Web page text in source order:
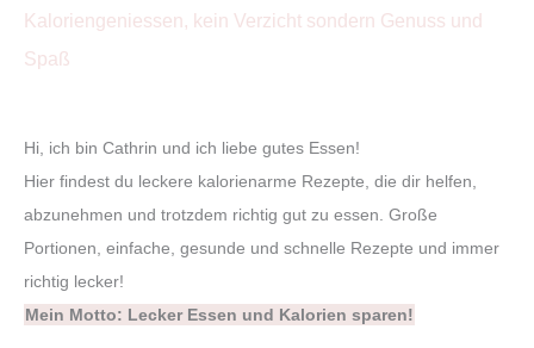
Hi, ich bin Cathrin und ich liebe gutes Essen!
Hier findest du leckere kalorienarme Rezepte, die dir helfen,
abzunehmen und trotzdem richtig gut zu essen. Große
Portionen, einfache, gesunde und schnelle Rezepte und immer
richtig lecker!
Mein Motto: Lecker Essen und Kalorien sparen!